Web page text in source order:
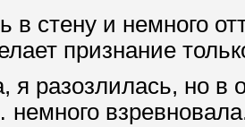
в стену и немного
признание
разозлилась, но в